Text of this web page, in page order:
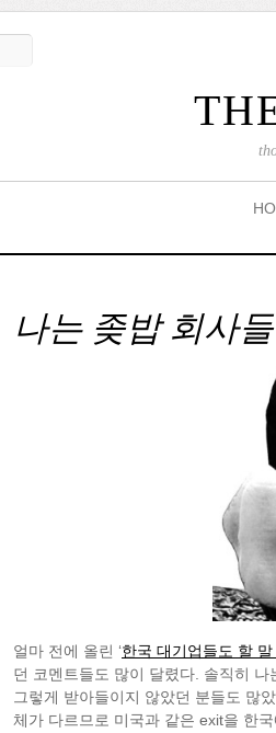
나는 좆밥 회사
얼마 전에 올린 ‘한국 대기업들도 할
던 코멘트들도 많이 달렸다. 솔직히
그렇게 받아들이지 않았던 분들도 많
체가 다르므로 미국과 같은 exit을 한